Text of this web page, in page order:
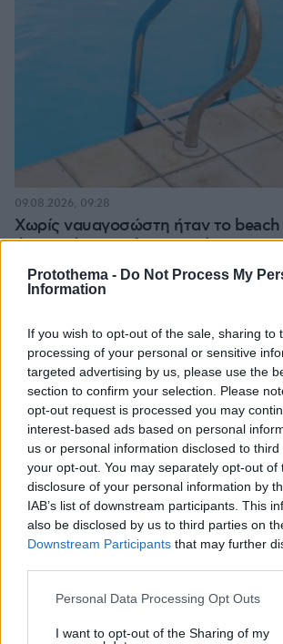
Protothema - Do Not Process My
Information
If you wish to opt-out of the sale, sharing to
processing of your personal or sensitive
targeted advertising by us, please use the
section to confirm your selection. Please
opt-out request is processed you may
interest-based ads based on personal
us or personal information disclosed to
your opt-out. You may separately opt-out of
disclosure of your personal information by
IAB’s list of downstream participants. This
also be disclosed by us to third parties on
Downstream Participants that may further
Please note that this website/app uses one
not limited to your visit or usage behaviour.
Personal Data Processing Opt Outs
I want to opt-out of the Sharing of my
Χωρίς ναυαγοσώστη ήταν το
όταν πνίγηκε ο 4χρονος, έρευνα
πισίνας: Το χρονικό της τραγωδίας
09.08.2026, 09:28